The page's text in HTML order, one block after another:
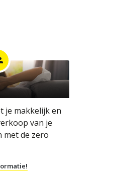
je makkelijk en
van je
met de zero